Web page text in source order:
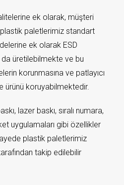
ek olarak, müşteri
paletlerimiz standart
ek olarak ESD
da üretilebilmekte ve bu
korunmasına ve patlayıcı
ürünü koruyabilmektedir.
lazer baskı, sıralı numara,
uygulamaları gibi özellikler
plastik paletlerimiz
takip edilebilir